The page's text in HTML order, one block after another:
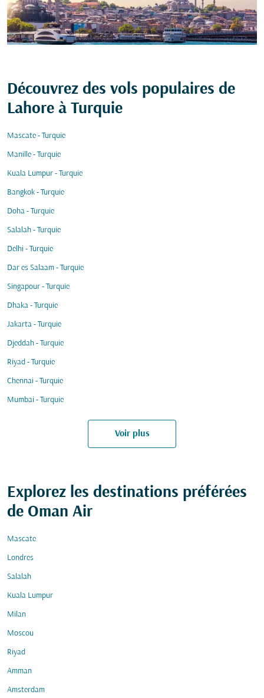
Découvrez des vols populaires de
Lahore à Turquie
Mascate - Turquie
Manille - Turquie
Kuala Lumpur - Turquie
Bangkok - Turquie
Doha - Turquie
Salalah - Turquie
Delhi - Turquie
Dar es Salaam - Turquie
Singapour - Turquie
Dhaka - Turquie
Jakarta - Turquie
Djeddah - Turquie
Riyad - Turquie
Chennai - Turquie
Mumbai - Turquie
Voir plus
Explorez les destinations préférées
de Oman Air
Mascate
Londres
Salalah
Kuala Lumpur
Milan
Moscou
Riyad
Amman
Amsterdam